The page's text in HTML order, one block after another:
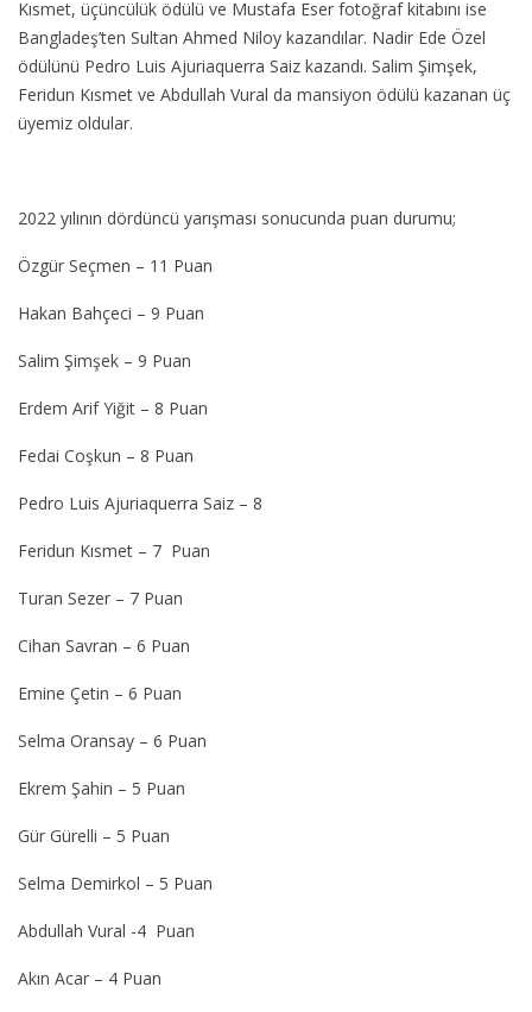
Kısmet, üçüncülük ödülü ve Mustafa Eser fotoğraf kitabını ise
Bangladeş’ten Sultan Ahmed Niloy kazandılar. Nadir Ede Özel
ödülünü Pedro Luis Ajuriaquerra Saiz kazandı. Salim Şimşek,
Feridun Kısmet ve Abdullah Vural da mansiyon ödülü kazanan üç
üyemiz oldular.
2022 yılının dördüncü yarışması sonucunda puan durumu;
Özgür Seçmen – 11 Puan
Hakan Bahçeci – 9 Puan
Salim Şimşek – 9 Puan
Erdem Arif Yiğit – 8 Puan
Fedai Coşkun – 8 Puan
Pedro Luis Ajuriaquerra Saiz – 8
Feridun Kısmet – 7 Puan
Turan Sezer – 7 Puan
Cihan Savran – 6 Puan
Emine Çetin – 6 Puan
Selma Oransay – 6 Puan
Ekrem Şahin – 5 Puan
Gür Gürelli – 5 Puan
Selma Demirkol – 5 Puan
Abdullah Vural -4 Puan
Akın Acar – 4 Puan